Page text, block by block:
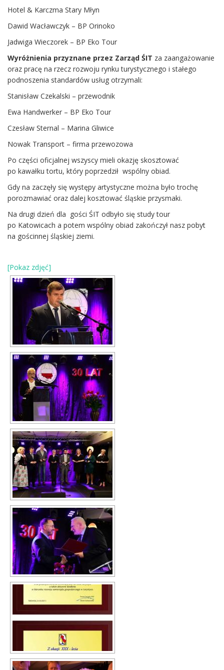
Hotel & Karczma Stary Młyn
Dawid Wacławczyk – BP Orinoko
Jadwiga Wieczorek – BP Eko Tour
Wyróżnienia przyznane przez Zarząd ŚIT za zaangażowanie
oraz pracę na rzecz rozwoju rynku turystycznego i stałego
podnoszenia standardów usług otrzymali:
Stanisław Czekalski – przewodnik
Ewa Handwerker – BP Eko Tour
Czesław Sternal – Marina Gliwice
Nowak Transport – firma przewozowa
Po części oficjalnej wszyscy mieli okazję skosztować
po kawałku tortu, który poprzedził wspólny obiad.
Gdy na zaczęły się występy artystyczne można było trochę
porozmawiać oraz dalej kosztować śląskie przysmaki.
Na drugi dzień dla gości ŚIT odbyło się study tour
po Katowicach a potem wspólny obiad zakończył nasz pobyt
na gościnnej śląskiej ziemi.
[Pokaz zdjęć]